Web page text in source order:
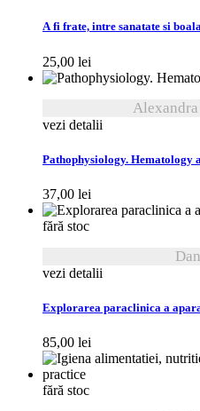
A fi frate, intre sanatate si
25,00 lei
vezi detalii
Pathophysiology. Hematology
37,00 lei
fără stoc
vezi detalii
Explorarea paraclinica a
85,00 lei
fără stoc